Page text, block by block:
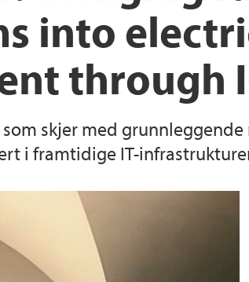
into
through
skjer med
i framtidige IT-